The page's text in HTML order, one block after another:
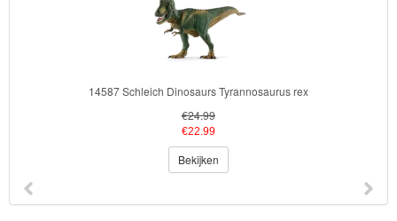
14587 Schleich Dinosaurs Tyrannosaurus rex
€24.99
€22.99
Bekijken